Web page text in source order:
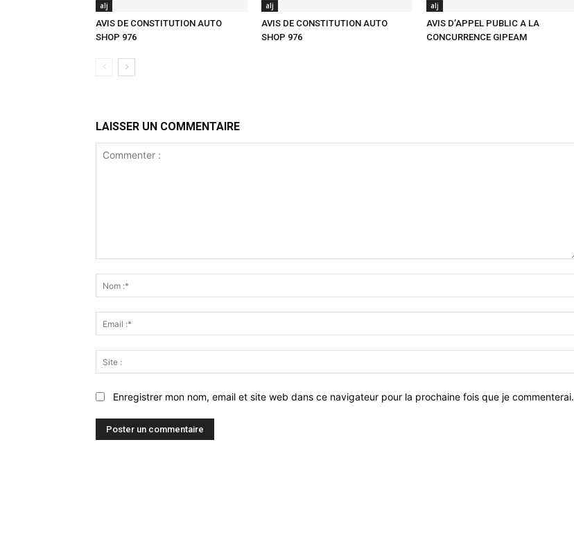
alj
AVIS DE CONSTITUTION AUTO
SHOP 976
alj
AVIS DE CONSTITUTION AUTO
SHOP 976
alj
AVIS D’APPEL PUBLIC A LA
CONCURRENCE GIPEAM
LAISSER UN COMMENTAIRE
Enregistrer mon nom, email et site web dans ce navigateur pour la prochaine fois que je commenterai.